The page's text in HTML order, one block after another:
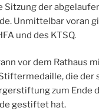
Sitzung der
Unmittelbar voran
und des KTSQ.
vor dem Rathaus
die der
zum Ende
gestiftet hat.